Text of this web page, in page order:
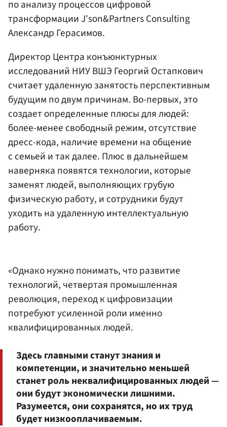
по анализу процессов цифровой
трансформации J'son&Partners Consulting
Александр Герасимов.
Директор Центра конъюнктурных
исследований НИУ ВШЭ Георгий Остапкович
считает удаленную занятость перспективным
будущим по двум причинам. Во-первых, это
создает определенные плюсы для людей:
более-менее свободный режим, отсутствие
дресс-кода, наличие времени на общение
с семьей и так далее. Плюс в дальнейшем
наверняка появятся технологии, которые
заменят людей, выполняющих грубую
физическую работу, и сотрудники будут
уходить на удаленную интеллектуальную
работу.
«Однако нужно понимать, что развитие
технологий, четвертая промышленная
революция, переход к цифровизации
потребуют усиленной роли именно
квалифицированных людей.
Здесь главными станут знания и
компетенции, и значительно меньшей
станет роль неквалифицированных людей —
они будут экономически лишними.
Разумеется, они сохранятся, но их труд
будет низкооплачиваемым.